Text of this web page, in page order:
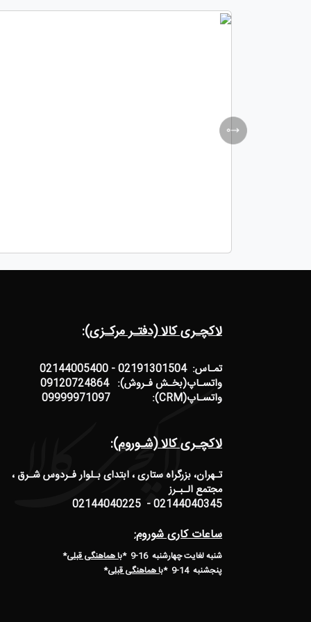
لاکچـری کالا (دفتـر مرکـزی):
تمـاس: 02191301504 - 02144005400
واتسـاپ(بخـش فـروش): 09120724864
واتسـاپ(CRM): 09999971097
لاکچـری کالا (شـوروم):
تـهران، بزرگراه ستاری ، ابتدای بـلوار فـردوس شـرق ،
مجتمع الـبـرز
02144040345 - 02144040225
ساعات کاری شوروم:
شنبه لغایت چهارشنبه 16-9 * با هماهنگی قبلی*
پنجشنبه 14-9
*با هماهنگی قبلی*